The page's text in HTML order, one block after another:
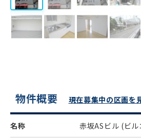
物件概要 現在募集中の区画を
名称 赤坂ASビル (ビ